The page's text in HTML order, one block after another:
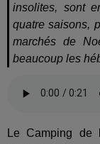
insolites, sont
quatre saisons,
marchés de
beaucoup les
Le Camping de